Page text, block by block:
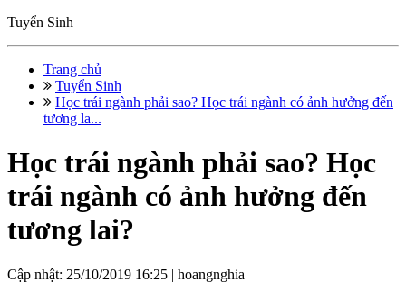
Tuyển Sinh
Trang chủ
Tuyển Sinh
Học trái ngành phải sao? Học trái ngành có ảnh hưởng đến
tương la...
Học trái ngành phải sao? Học
trái ngành có ảnh hưởng đến
tương lai?
Cập nhật: 25/10/2019 16:25 | hoangnghia